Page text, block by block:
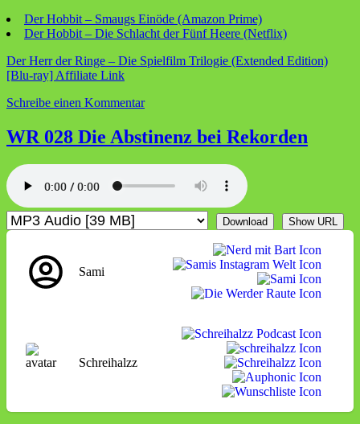
Der Hobbit – Smaugs Einöde (Amazon Prime)
Der Hobbit – Die Schlacht der Fünf Heere (Netflix)
Der Herr der Ringe – Die Spielfilm Trilogie (Extended Edition)
[Blu-ray] Affiliate Link
Schreibe einen Kommentarzu
029
Das
WR 028 Die Abstinenz bei Rekorden
Download Show URL
Sami
Schreihalzz